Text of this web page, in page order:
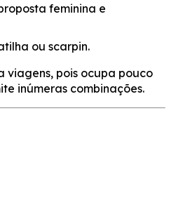
feminina e
ou scarpin.
viagens, pois ocupa pouco
inúmeras combinações.